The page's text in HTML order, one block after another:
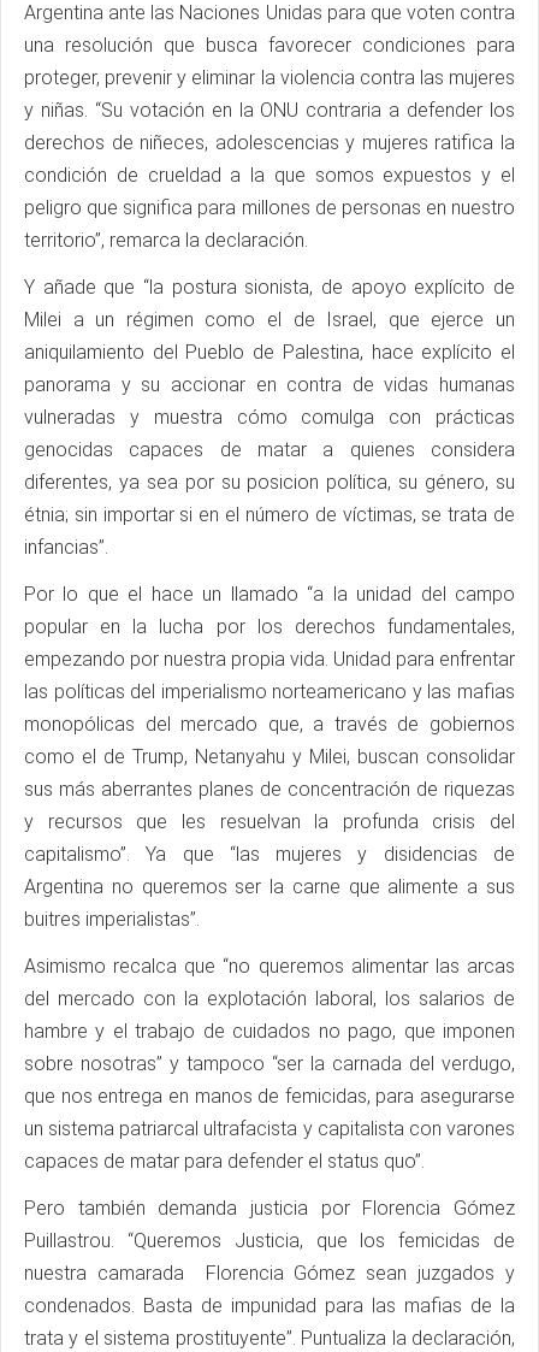
Argentina ante las Naciones Unidas para que voten contra
una resolución que busca favorecer condiciones para
proteger, prevenir y eliminar la violencia contra las mujeres
y niñas. “Su votación en la ONU contraria a defender los
derechos de niñeces, adolescencias y mujeres ratifica la
condición de crueldad a la que somos expuestos y el
peligro que significa para millones de personas en nuestro
territorio”, remarca la declaración.
Y añade que “la postura sionista, de apoyo explícito de
Milei a un régimen como el de Israel, que ejerce un
aniquilamiento del Pueblo de Palestina, hace explícito el
panorama y su accionar en contra de vidas humanas
vulneradas y muestra cómo comulga con prácticas
genocidas capaces de matar a quienes considera
diferentes, ya sea por su posicion política, su género, su
étnia; sin importar si en el número de víctimas, se trata de
infancias”.
Por lo que el hace un llamado “a la unidad del campo
popular en la lucha por los derechos fundamentales,
empezando por nuestra propia vida. Unidad para enfrentar
las políticas del imperialismo norteamericano y las mafias
monopólicas del mercado que, a través de gobiernos
como el de Trump, Netanyahu y Milei, buscan consolidar
sus más aberrantes planes de concentración de riquezas
y recursos que les resuelvan la profunda crisis del
capitalismo”. Ya que “las mujeres y disidencias de
Argentina no queremos ser la carne que alimente a sus
buitres imperialistas”.
Asimismo recalca que “no queremos alimentar las arcas
del mercado con la explotación laboral, los salarios de
hambre y el trabajo de cuidados no pago, que imponen
sobre nosotras” y tampoco “ser la carnada del verdugo,
que nos entrega en manos de femicidas, para asegurarse
un sistema patriarcal ultrafacista y capitalista con varones
capaces de matar para defender el status quo”.
Pero también demanda justicia por Florencia Gómez
Puillastrou. “Queremos Justicia, que los femicidas de
nuestra camarada Florencia Gómez sean juzgados y
condenados. Basta de impunidad para las mafias de la
trata y el sistema prostituyente”. Puntualiza la declaración,